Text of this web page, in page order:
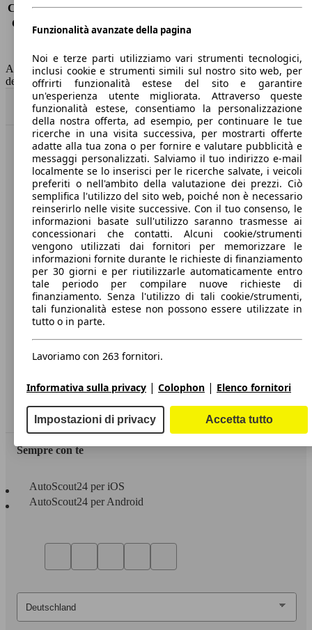
Consumo (extra-urbano) 4.9 l/100km
Consumo (combinato)*
5.8 l/100km
Capacità del serbatoio
52 l
AutoScout24 non si assume alcuna responsabilità per la correttezza
dei dati.
Torna su
Benvenuti su AutoScout24, il mercato auto europeo.
Società
A proposito di AutoScout24
Stampa
Media
Condizioni generali
Informazioni
Privacy
Dichiarazione di Accessibilità
Servizi
Area rivenditori
Sempre con te
AutoScout24 per iOS
AutoScout24 per Android
Funzionalità avanzate della pagina
Noi e terze parti utilizziamo vari strumenti tecnologici,
inclusi cookie e strumenti simili sul nostro sito web, per
offrirti funzionalità estese del sito e garantire
un'esperienza utente migliorata. Attraverso queste
funzionalità estese, consentiamo la personalizzazione
della nostra offerta, ad esempio, per continuare le tue
ricerche in una visita successiva, per mostrarti offerte
adatte alla tua zona o per fornire e valutare pubblicità e
messaggi personalizzati. Salviamo il tuo indirizzo e-mail
localmente se lo inserisci per le ricerche salvate, i veicoli
preferiti o nell'ambito della valutazione dei prezzi. Ciò
semplifica l'utilizzo del sito web, poiché non è necessario
reinserirlo nelle visite successive. Con il tuo consenso, le
informazioni basate sull'utilizzo saranno trasmesse ai
concessionari che contatti. Alcuni cookie/strumenti
vengono utilizzati dai fornitori per memorizzare le
informazioni fornite durante le richieste di finanziamento
per 30 giorni e per riutilizzarle automaticamente entro
tale periodo per compilare nuove richieste di
finanziamento. Senza l'utilizzo di tali cookie/strumenti,
tali funzionalità estese non possono essere utilizzate in
tutto o in parte.
Lavoriamo con 263 fornitori.
Informativa sulla privacy | Colophon | Elenco fornitori
Impostazioni di privacy Accetta tutto